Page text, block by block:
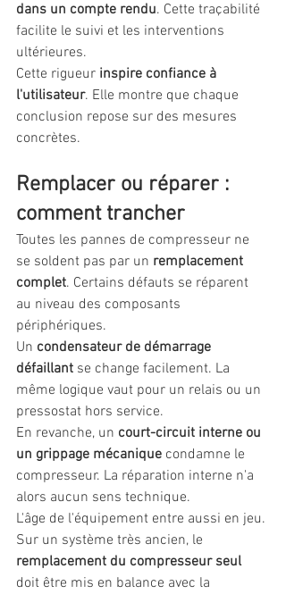
dans un compte rendu. Cette traçabilité
facilite le suivi et les interventions
ultérieures.
Cette rigueur inspire confiance à
l'utilisateur. Elle montre que chaque
conclusion repose sur des mesures
concrètes.
Remplacer ou réparer :
comment trancher
Toutes les pannes de compresseur ne
se soldent pas par un remplacement
complet. Certains défauts se réparent
au niveau des composants
périphériques.
Un condensateur de démarrage
défaillant se change facilement. La
même logique vaut pour un relais ou un
pressostat hors service.
En revanche, un court-circuit interne ou
un grippage mécanique condamne le
compresseur. La réparation interne n'a
alors aucun sens technique.
L'âge de l'équipement entre aussi en jeu.
Sur un système très ancien, le
remplacement du compresseur seul
doit être mis en balance avec la